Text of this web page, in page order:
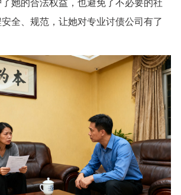
全、规范，让她对专业讨债公司有了